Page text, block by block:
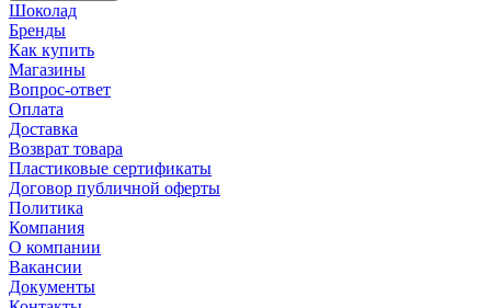
Шоколад
Бренды
Как купить
Магазины
Вопрос-ответ
Оплата
Доставка
Возврат товара
Пластиковые сертификаты
Договор публичной оферты
Политика
Компания
О компании
Вакансии
Документы